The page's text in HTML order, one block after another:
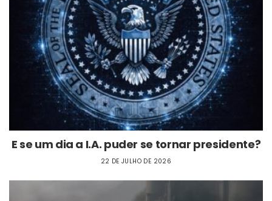
E se um dia a I.A. puder se tornar presidente?
22 DE JULHO DE 2026